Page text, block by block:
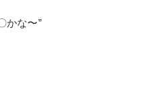
かな〜”